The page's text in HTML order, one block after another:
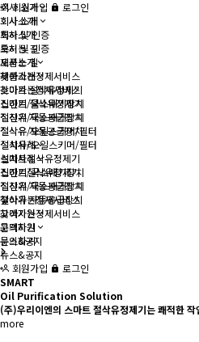
회원가입
로그인
회사 소개
회사소개
특허 및 인증
오시는 길
제품소개
찾아가는정제서비스
스마트 절삭유정제기
집진기/국소배기장치
절삭유 자동공급장치
절삭유/오일스키머/필터
설치사례
스마트절삭유정제기
집진기/국소배기장치
절삭유 자동공급장치
찾아가는정제서비스
고객지원
문의하기
뉴스&공지
회사 소개
회사소개
특허 및 인증
오시는 길
제품소개
찾아가는정제서비스
스마트 절삭유정제기
집진기/국소배기장치
절삭유 자동공급장치
절삭유/오일스키머/필터
설치사례
스마트절삭유정제기
집진기/국소배기장치
절삭유 자동공급장치
찾아가는정제서비스
고객지원
문의하기
뉴스&공지
회원가입
로그인
SMART
Oil Purification Solution
(주)우리이엔의 스마트 절삭유정제기는 쾌적한
more